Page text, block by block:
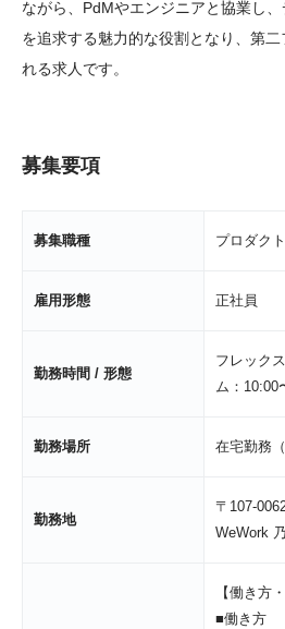
ながら、PdMやエンジニアと協業し
を追求する魅力的な役割となり、第
れる求人です。
募集要項
募集職種 プロダク
雇用形態 正社員
勤務時間 / 形態
フレック
ム：10:00
勤務場所 在宅勤務
勤務地
〒107-
WeWork
【働き方
■働き方